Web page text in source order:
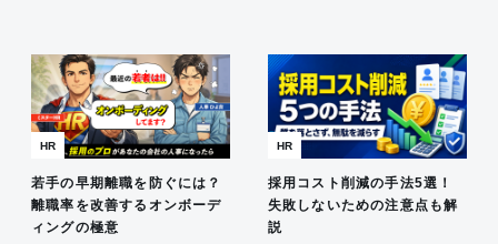
HR
若手の早期離職を防ぐには？
離職率を改善するオンボーデ
ィングの極意
HR
採用コスト削減の手法5選！
失敗しないための注意点も解
説